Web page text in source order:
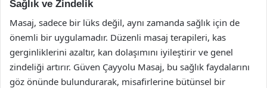
Sağlık ve Zindelik
Masaj, sadece bir lüks değil, aynı zamanda sağlık için de
önemli bir uygulamadır. Düzenli masaj terapileri, kas
gerginliklerini azaltır, kan dolaşımını iyileştirir ve genel
zindeliği artırır. Güven Çayyolu Masaj, bu sağlık faydalarını
göz önünde bulundurarak, misafirlerine bütünsel bir